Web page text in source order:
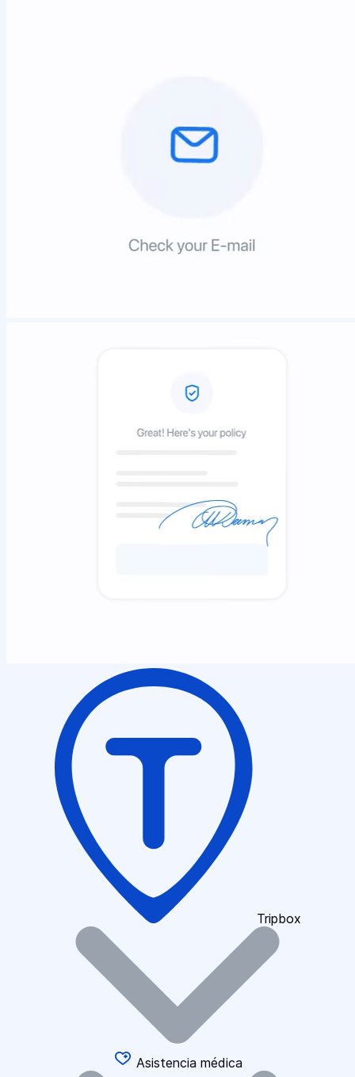
Tripbox
Asistencia médica